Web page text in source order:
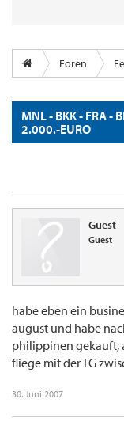
Foren
MNL - BKK - FRA -
2.000.-EURO
Guest
Guest
habe eben ein
august und habe
philippinen gekauft,
fliege mit der TG
30. Juni 2007